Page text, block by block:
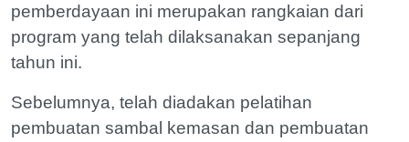
pemberdayaan ini merupakan rangkaian dari
program yang telah dilaksanakan sepanjang
tahun ini.
Sebelumnya, telah diadakan pelatihan
pembuatan sambal kemasan dan pembuatan